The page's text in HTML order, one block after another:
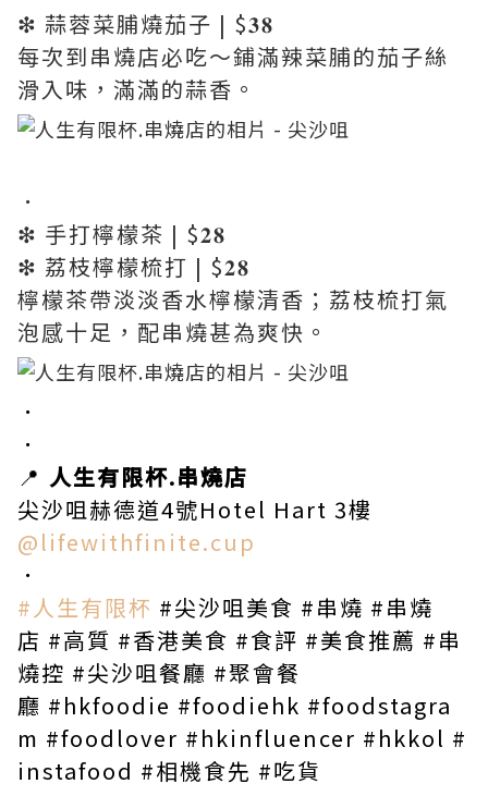
❇︎ 蒜蓉菜脯燒茄子 | $𝟑𝟖
每次到串燒店必吃～鋪滿辣菜脯的茄子絲
滑入味，滿滿的蒜香。
．
❇︎ 手打檸檬茶 | $𝟐𝟖
❇︎ 荔枝檸檬梳打 | $𝟐𝟖
檸檬茶帶淡淡香水檸檬清香；荔枝梳打氣
泡感十足，配串燒甚為爽快。
．
．
📍 人生有限杯.串燒店
尖沙咀赫德道4號Hotel Hart 3樓
@lifewithfinite.cup
．
#人生有限杯 #尖沙咀美食 #串燒 #串燒
店 #高質 #香港美食 #食評 #美食推薦 #串
燒控 #尖沙咀餐廳 #聚會餐
廳 #hkfoodie #foodiehk #foodstagra
m #foodlover #hkinfluencer #hkkol #
instafood #相機食先 #吃貨